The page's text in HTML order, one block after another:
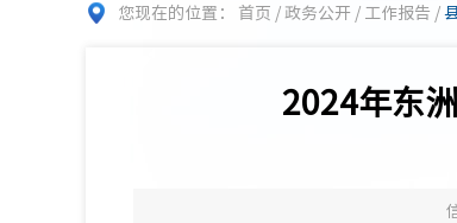
您现在的位置： 首页 /政务公开 / 工作报告 /
2024年东